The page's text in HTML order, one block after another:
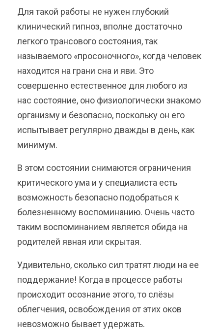
Для такой работы не нужен глубокий
клинический гипноз, вполне достаточно
легкого трансового состояния, так
называемого «просоночного», когда человек
находится на грани сна и яви. Это
совершенно естественное для любого из
нас состояние, оно физиологически знакомо
организму и безопасно, поскольку он его
испытывает регулярно дважды в день, как
минимум.
В этом состоянии снимаются ограничения
критического ума и у специалиста есть
возможность безопасно подобраться к
болезненному воспоминанию. Очень часто
таким воспоминанием является обида на
родителей явная или скрытая.
Удивительно, сколько сил тратят люди на ее
поддержание! Когда в процессе работы
происходит осознание этого, то слёзы
облегчения, освобождения от этих оков
невозможно бывает удержать.